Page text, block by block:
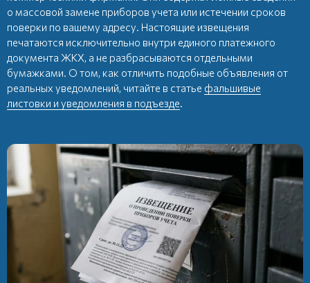
о массовой замене приборов учета или истечении сроков
поверки по вашему адресу. Настоящие извещения
печатаются исключительно внутри единого платежного
документа ЖКХ, а не разбрасываются отдельными
бумажками. О том, как отличить подобные объявления от
реальных уведомлений, читайте в статье фальшивые
листовки и уведомления в подъезде.